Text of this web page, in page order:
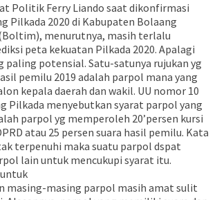
Politik Ferry Liando saat dikonfirmasi
Pilkada 2020 di Kabupaten Bolaang
menurutnya, masih terlalu
peta kekuatan Pilkada 2020. Apalagi
paling potensial. Satu-satunya rujukan yg
pemilu 2019 adalah parpol mana yang
kepala daerah dan wakil. UU nomor 10
Pilkada menyebutkan syarat parpol yang
parpol yg memperoleh 20’persen kursi
atau 25 persen suara hasil pemilu. Kata
terpenuhi maka suatu parpol dspat
lain untuk mencukupi syarat itu.
masing-masing parpol masih amat sulit